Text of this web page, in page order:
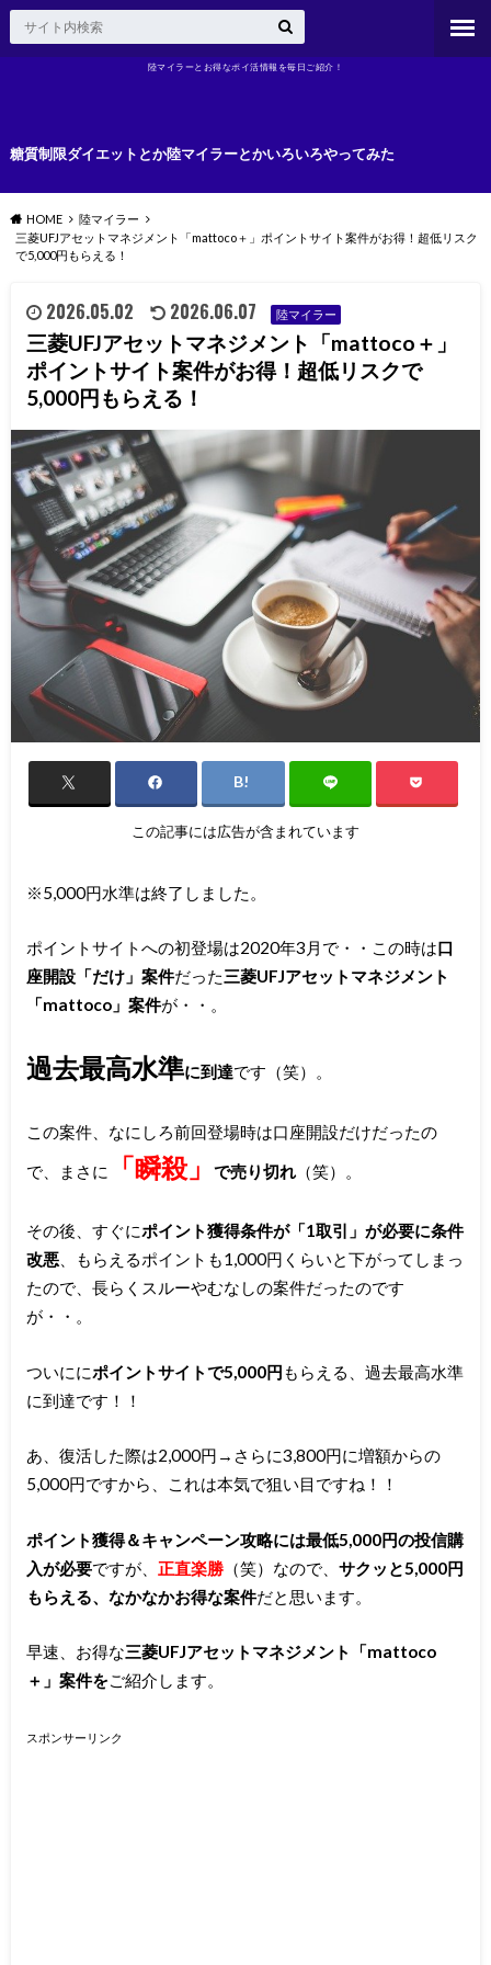
陸マイラーとお得なポイ活情報を毎日ご紹介！
糖質制限ダイエットとか陸マイラーとかいろいろやってみた
HOME
陸マイラー
三菱UFJアセットマネジメント「mattoco＋」ポイントサイト案件がお得！超低リスク
で5,000円もらえる！
2026.05.02 2026.06.07 陸マイラー
三菱UFJアセットマネジメント「mattoco＋」
ポイントサイト案件がお得！超低リスクで
5,000円もらえる！
この記事には広告が含まれています
※5,000円水準は終了しました。
ポイントサイトへの初登場は2020年3月で・・この時は口
座開設「だけ」案件だった三菱UFJアセットマネジメント
「mattoco」案件が・・。
過去最高水準に到達です（笑）。
この案件、なにしろ前回登場時は口座開設だけだったの
で、まさに
「瞬殺」 で売り切れ（笑）。
その後、すぐにポイント獲得条件が「1取引」が必要に条件
改悪、もらえるポイントも1,000円くらいと下がってしまっ
たので、長らくスルーやむなしの案件だったのです
が・・。
ついににポイントサイトで5,000円もらえる、過去最高水準
に到達です！！
あ、復活した際は2,000円→さらに3,800円に増額からの
5,000円ですから、これは本気で狙い目ですね！！
ポイント獲得＆キャンペーン攻略には最低5,000円の投信購
入が必要ですが、 正直楽勝（笑）なので、 サクッと5,000円
もらえる、なかなかお得な案件だと思います。
早速、お得な三菱UFJアセットマネジメント「mattoco
＋」案件をご紹介します。
スポンサーリンク